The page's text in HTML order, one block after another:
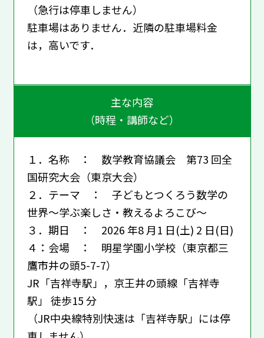
（急行は停車しません）
駐車場はありません．近隣の駐車場料金
は，高いです．
主な内容
（時程・講師など）
１．名称 ： 数学教育協議会 第73 回全
国研究大会（東京大会）
２．テーマ ： 子どもとつくろう数学の
世界〜学ぶ楽しさ・教えるよろこび〜
３．期日 ： 2026 年8 月1 日(土) 2 日(日)
４：会場 ： 明星学園小学校（東京都三
鷹市井の頭5-7-7）
JR「吉祥寺駅」，京王井の頭線「吉祥寺
駅」 徒歩15 分
（JR中央線特別快速は「吉祥寺駅」には停